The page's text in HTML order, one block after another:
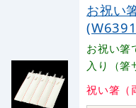
お祝い
お祝い箸
入り（箸
祝い箸（